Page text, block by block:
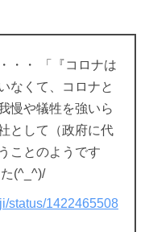
・・ 「『コロナは
なくて、コロナと
慢や犠牲を強いら
として（政府に代
ことのようです
(^_^)/
status/1422465508